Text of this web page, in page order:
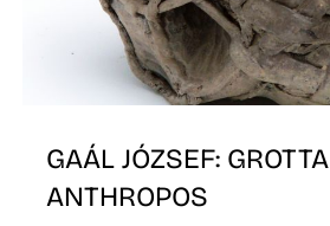
GAÁL JÓZSEF: GROTTA
ANTHROPOS